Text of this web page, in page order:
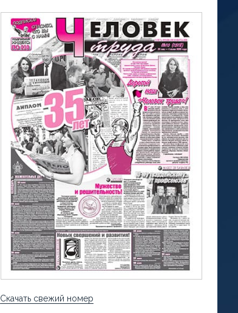
Скачать свежий номер